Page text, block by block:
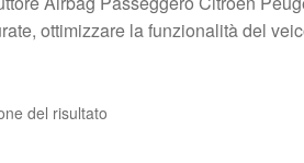
ottimizzare la funzionalità del
del risultato